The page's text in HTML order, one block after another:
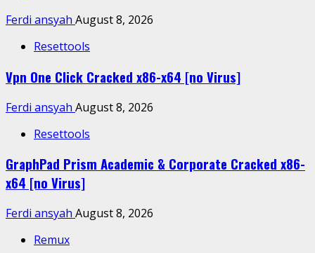
Ferdi ansyah August 8, 2026
Resettools
Vpn One Click Cracked x86-x64 [no Virus]
Ferdi ansyah August 8, 2026
Resettools
GraphPad Prism Academic & Corporate Cracked x86-
x64 [no Virus]
Ferdi ansyah August 8, 2026
Remux